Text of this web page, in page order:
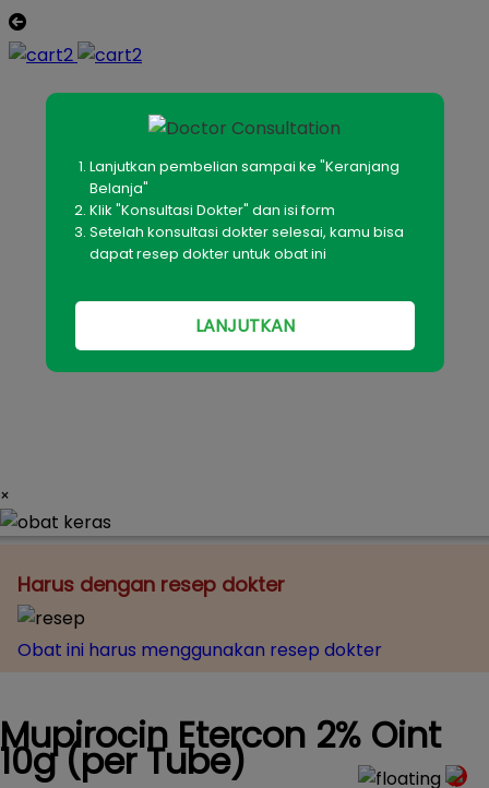
Lanjutkan pembelian sampai ke "Keranjang
Belanja"
Klik "Konsultasi Dokter" dan isi form
Setelah konsultasi dokter selesai, kamu bisa
dapat resep dokter untuk obat ini
LANJUTKAN
×
Harus dengan resep dokter
Obat ini harus menggunakan resep dokter
Mupirocin Etercon 2% Oint
10g (per Tube)